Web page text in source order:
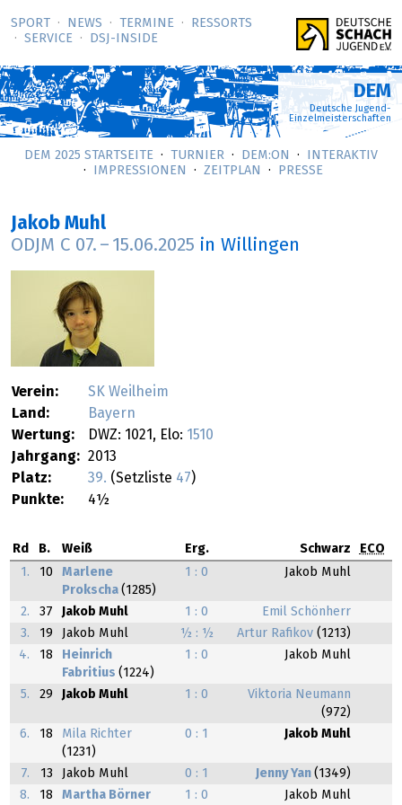
SPORT NEWS TERMINE
RESSORTS
SERVICE
DSJ-­INSIDE
DEM
Deutsche Jugend-
Einzelmeisterschaften
DEM 2025 STARTSEITE TURNIER DEM:ON
INTERAKTIV
IMPRESSIONEN
ZEITPLAN PRESSE
Jakob Muhl
ODJM C 07. – 15.06.2025 in Willingen
Verein:
SK Weilheim
Land:
Bayern
Wertung:
DWZ: 1021, Elo: 1510
Jahrgang: 2013
Platz:
39. (Setzliste 47)
Punkte:
4½
Rd B. Weiß Erg. Schwarz
ECO
1.
10
Marlene
Prokscha (1285)
1 : 0 Jakob Muhl
2. 37 Jakob Muhl 1 : 0
Emil Schönherr
3.
19 Jakob Muhl ½ : ½ Artur Rafikov (1213)
4.
18
Heinrich
Fabritius (1224)
1 : 0 Jakob Muhl
5. 29 Jakob Muhl 1 : 0
Viktoria Neumann
(972)
6.
18
Mila Richter
(1231)
0 : 1 Jakob Muhl
7. 13 Jakob Muhl 0 : 1 Jenny Yan (1349)
8.
18 Martha Börner 1 : 0 Jakob Muhl